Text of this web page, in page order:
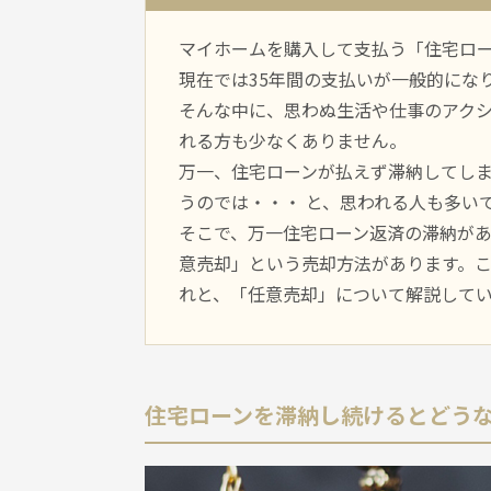
マイホームを購入して支払う「住宅ロ
現在では35年間の支払いが⼀般的にな
そんな中に、思わぬ生活や仕事のアク
れる方も少なくありません。
万⼀、住宅ローンが払えず滞納してし
うのでは・・・ と、思われる人も多い
そこで、万⼀住宅ローン返済の滞納が
意売却」という売却方法があります。
れと、「任意売却」について解説して
住宅ローンを滞納し続けるとどう